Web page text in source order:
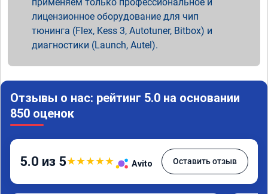
лицензионное оборудование для чип
тюнинга (Flex, Kess 3, Autotuner, Bitbox) и
диагностики (Launch, Autel).
Отзывы о нас: рейтинг 5.0 на основании
850 оценок
5.0 из 5★★★★★ Avito Оставить отзыв